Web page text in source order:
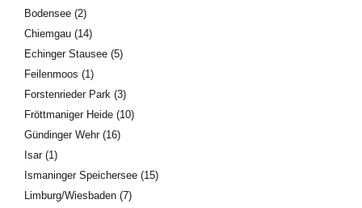
Bodensee (2)
Chiemgau (14)
Echinger Stausee (5)
Feilenmoos (1)
Forstenrieder Park (3)
Fröttmaniger Heide (10)
Gündinger Wehr(16)
Isar(1)
Ismaninger Speichersee (15)
Limburg/Wiesbaden (7)